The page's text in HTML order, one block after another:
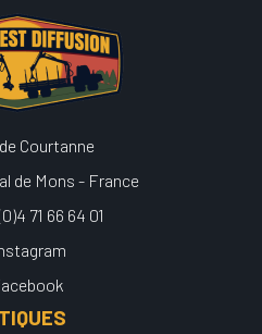
Courtanne
de Mons - France
71 66 64 01